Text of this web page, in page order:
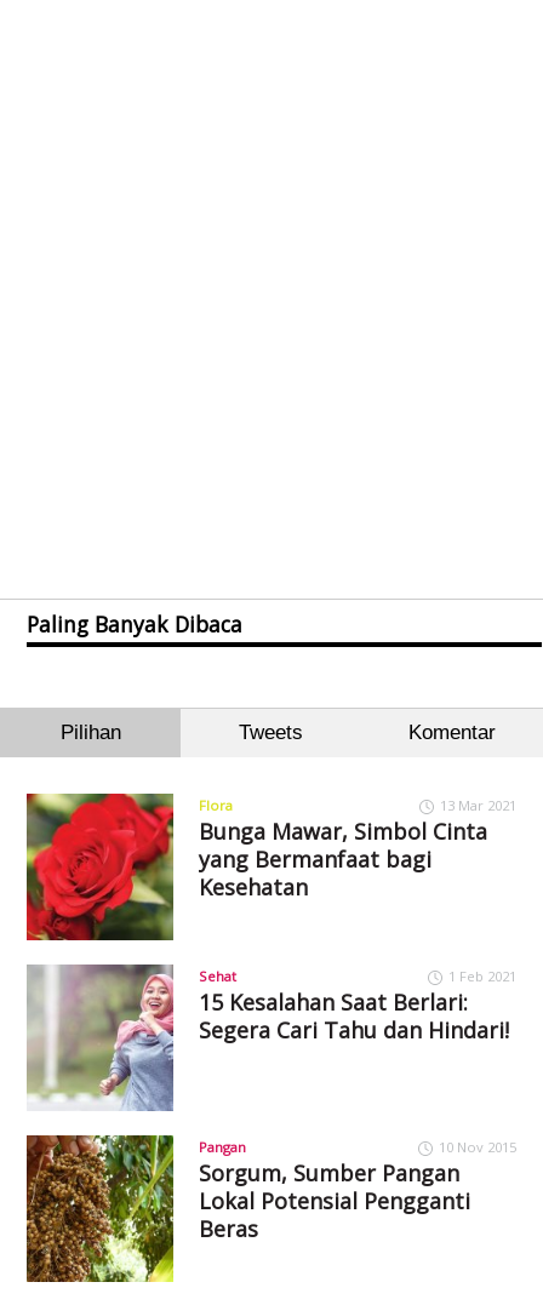
Paling Banyak Dibaca
Pilihan Tweets Komentar
Flora 13 Mar 2021
Bunga Mawar, Simbol Cinta
yang Bermanfaat bagi
Kesehatan
Sehat 1 Feb 2021
15 Kesalahan Saat Berlari:
Segera Cari Tahu dan Hindari!
Pangan 10 Nov 2015
Sorgum, Sumber Pangan
Lokal Potensial Pengganti
Beras